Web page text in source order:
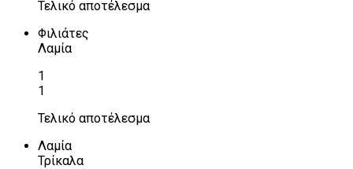
Τελικό αποτέλεσμα
Φιλιάτες
Λαμία
1
1
Τελικό αποτέλεσμα
Λαμία
Τρίκαλα